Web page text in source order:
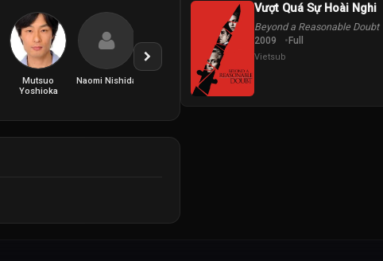
Mutsuo
Yoshioka
Naomi Nishida Ryuhei Matsuda
Ryusei
Yokohama
Vượt Quá Sự Hoài Nghi
Beyond a Reasonable Doubt
2009 Full
Vietsub